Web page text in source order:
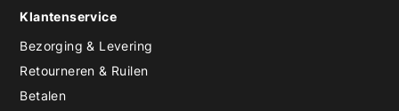
Klantenservice
Bezorging & Levering
Retourneren & Ruilen
Betalen